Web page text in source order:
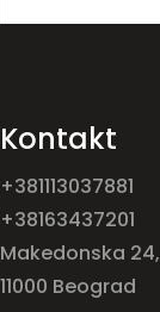
Kontakt
+381113037881
+38163437201
Makedonska 24,
11000 Beograd